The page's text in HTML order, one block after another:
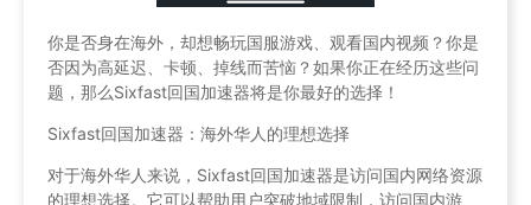
你是否身在海外，却想畅玩国服游戏、观看国内视频？你是
否因为高延迟、卡顿、掉线而苦恼？如果你正在经历这些问
题，那么Sixfast回国加速器将是你最好的选择！
Sixfast回国加速器：海外华人的理想选择
对于海外华人来说，Sixfast回国加速器是访问国内网络资源
的理想选择。它可以帮助用户突破地域限制，访问国内游